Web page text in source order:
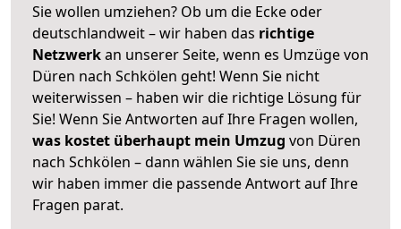
Sie wollen umziehen? Ob um die Ecke oder
deutschlandweit – wir haben das richtige
Netzwerkan unserer Seite, wenn es Umzüge von
Düren nach Schkölen geht! Wenn Sie nicht
weiterwissen – haben wir die richtige Lösung für
Sie! Wenn Sie Antworten auf Ihre Fragen wollen,
was kostet überhaupt mein Umzug von Düren
nach Schkölen – dann wählen Sie sie uns, denn
wir haben immer die passende Antwort auf Ihre
Fragen parat.